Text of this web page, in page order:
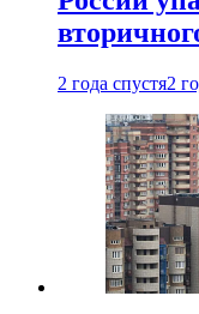
2 года спустя2